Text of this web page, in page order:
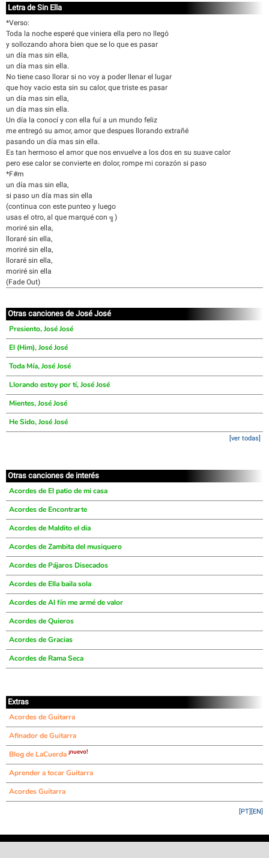
Letra de Sin Ella
*Verso:
Toda la noche esperé que viniera ella pero no llegó
y sollozando ahora bien que se lo que es pasar
un día mas sin ella,
un día mas sin ella.
No tiene caso llorar si no voy a poder llenar el lugar
que hoy vacio esta sin su calor, que triste es pasar
un día mas sin ella,
un día mas sin ella.
Un día la conocí y con ella fuí a un mundo feliz
me entregó su amor, amor que despues llorando extrañé
pasando un día mas sin ella.
Es tan hermoso el amor que nos envuelve a los dos en su suave calor
pero ese calor se convierte en dolor, rompe mi corazón si paso
*F#m
un día mas sin ella,
si paso un día mas sin ella
(continua con este punteo y luego
usas el otro, al que marqué con ╗)
moriré sin ella,
lloraré sin ella,
moriré sin ella,
lloraré sin ella,
moriré sin ella
(Fade Out)
Otras canciones de José José
Presiento, José José
El (Him), José José
Toda Mía, José José
Llorando estoy por tí, José José
Mientes, José José
He Sido, José José
[ver todas]
Otras canciones de interés
Acordes de El patio de mi casa
Acordes de Encontrarte
Acordes de Maldito el dia
Acordes de Zambita del musiquero
Acordes de Pájaros Disecados
Acordes de Ella baila sola
Acordes de Al fín me armé de valor
Acordes de Quieros
Acordes de Gracias
Acordes de Rama Seca
Extras
Acordes de Guitarra
Afinador de Guitarra
Blog de LaCuerda ¡nuevo!
Aprender a tocar Guitarra
Acordes Guitarra
[EN]
[PT]